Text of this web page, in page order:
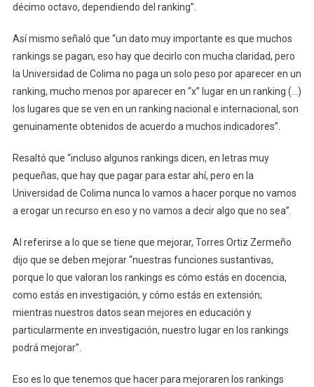
décimo octavo, dependiendo del ranking”.
Así mismo señaló que “un dato muy importante es que muchos
rankings se pagan, eso hay que decirlo con mucha claridad, pero
la Universidad de Colima no paga un solo peso por aparecer en un
ranking, mucho menos por aparecer en “x” lugar en un ranking (…)
los lugares que se ven en un ranking nacional e internacional, son
genuinamente obtenidos de acuerdo a muchos indicadores”.
Resaltó que “incluso algunos rankings dicen, en letras muy
pequeñas, que hay que pagar para estar ahí, pero en la
Universidad de Colima nunca lo vamos a hacer porque no vamos
a erogar un recurso en eso y no vamos a decir algo que no sea”.
Al referirse a lo que se tiene que mejorar, Torres Ortiz Zermeño
dijo que se deben mejorar “nuestras funciones sustantivas,
porque lo que valoran los rankings es cómo estás en docencia,
como estás en investigación, y cómo estás en extensión;
mientras nuestros datos sean mejores en educación y
particularmente en investigación, nuestro lugar en los rankings
podrá mejorar”.
Eso es lo que tenemos que hacer para mejoraren los rankings